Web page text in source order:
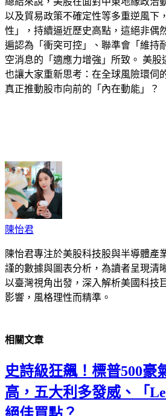
以及貿易政策不確定性等多重逆風下
性 」，持續逼近歷史高點，這絕非偶
遍認為「 衝突可控 」、聯準會「 維持
空消息的「 適應力增強 」所致。 美股
也讓大家重新思考： 在全球風險環伺
真正推動股市向前的「內在動能」？
陳怡君
陳怡君專注於美股科技股與半導體產
謹的數據與圖表分析，為讀者呈現清
以臺灣視角出發，深入解析美國科技
影響，風格理性而精準。
相關文章
史詩級狂飆！標普500豪
高，五大利多發威、「